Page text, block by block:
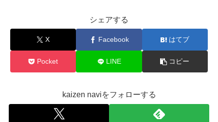
シェアする
X Facebook はてブ
Pocket LINE コピー
kaizen naviをフォローする